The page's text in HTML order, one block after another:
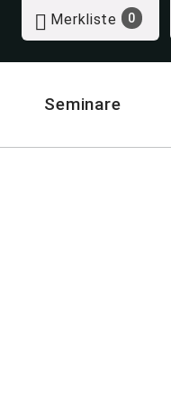
Merkliste 0
Seminare